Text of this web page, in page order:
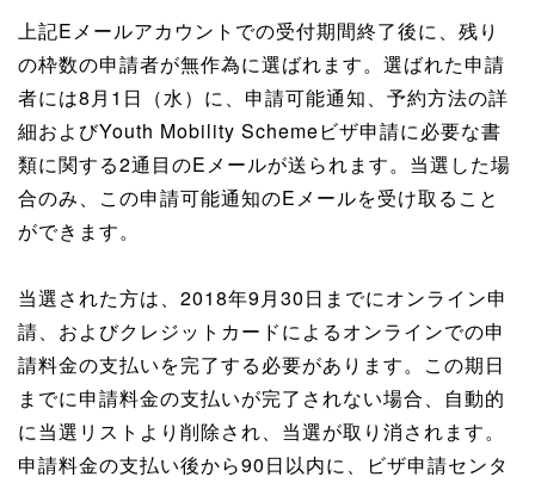
上記Eメールアカウントでの受付期間終了後に、残り
の枠数の申請者が無作為に選ばれます。選ばれた申請
者には8月1日（水）に、申請可能通知、予約方法の詳
細およびYouth Mobility Schemeビザ申請に必要な書
類に関する2通目のEメールが送られます。当選した場
合のみ、この申請可能通知のEメールを受け取ること
ができます。
当選された方は、2018年9月30日までにオンライン申
請、およびクレジットカードによるオンラインでの申
請料金の支払いを完了する必要があります。この期日
までに申請料金の支払いが完了されない場合、自動的
に当選リストより削除され、当選が取り消されます。
申請料金の支払い後から90日以内に、ビザ申請センタ